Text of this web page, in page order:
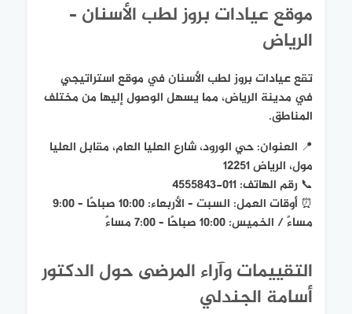
موقع عيادات بروز لطب الأسنان –
الرياض
تقع عيادات بروز لطب الأسنان في موقع استراتيجي
في مدينة الرياض، مما يسهل الوصول إليها من مختلف
المناطق.
📍 العنوان: حي الورود، شارع العليا العام، مقابل العليا
مول، الرياض 12251
📞 رقم الهاتف: 011-4555843
⏰ أوقات العمل: السبت – الأربعاء: 10:00 صباحًا – 9:00
مساءً / الخميس: 10:00 صباحًا – 7:00 مساءً
التقييمات وآراء المرضى حول الدكتور
أسامة الجندلي